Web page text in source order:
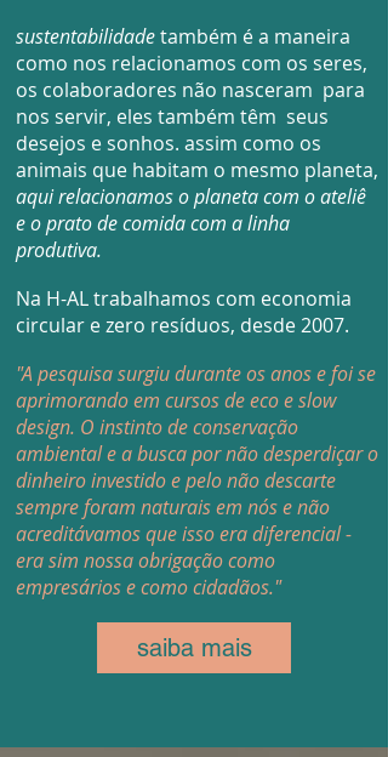
sustentabilidadetambém é a maneira
como nos relacionamos com os seres,
os colaboradores não nasceram para
nos servir, eles também têm seus
desejos e sonhos. assim como os
animais que habitam o mesmo planeta,
aqui relacionamos o planeta com o ateliê
e o prato de comida com a linha
produtiva. ​
Na H-AL trabalhamos com economia
circular e zero resíduos, desde 2007.
"A pesquisa surgiu durante os anos e foi se
aprimorando em cursos de eco e slow
design. O instinto de conservação
ambiental e a busca por não desperdiçar o
dinheiro investido e pelo não descarte
sempre foram naturais em nós e não
acreditávamos que isso era diferencial -
era sim nossa obrigação como
empresários e como cidadãos."
saiba mais